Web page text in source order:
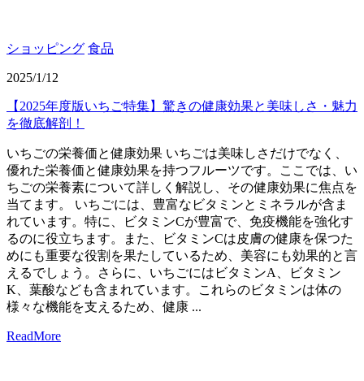
ショッピング 食品
2025/1/12
【2025年度版いちご特集】驚きの健康効果と美味しさ・魅力
を徹底解剖！
いちごの栄養価と健康効果 いちごは美味しさだけでなく、
優れた栄養価と健康効果を持つフルーツです。ここでは、い
ちごの栄養素について詳しく解説し、その健康効果に焦点を
当てます。 いちごには、豊富なビタミンとミネラルが含ま
れています。特に、ビタミンCが豊富で、免疫機能を強化す
るのに役立ちます。また、ビタミンCは皮膚の健康を保つた
めにも重要な役割を果たしているため、美容にも効果的と言
えるでしょう。さらに、いちごにはビタミンA、ビタミン
K、葉酸なども含まれています。これらのビタミンは体の
様々な機能を支えるため、健康 ...
ReadMore